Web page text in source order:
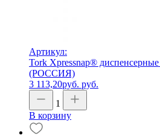
Артикул:
Tork Xpressnap® диспенсерные
(РОССИЯ)
3 113,20руб. руб.
1
В корзину